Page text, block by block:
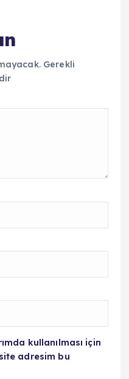
Gerekli
kullanılması için
adresim bu